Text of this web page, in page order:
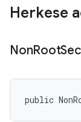
Herkese
NonRoot
public